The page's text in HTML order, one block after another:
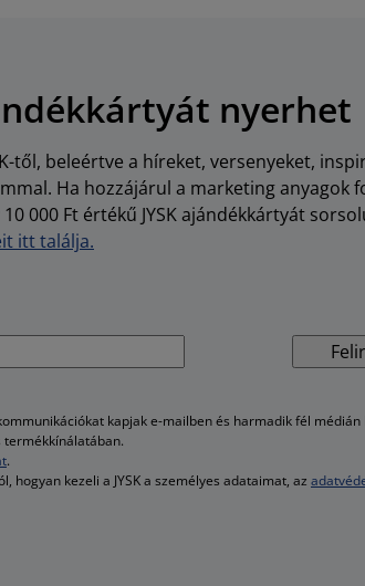
nyerhet
től, beleértve a híreket, versenyeket,
Ha hozzájárul a marketing anyagok
000 Ft értékű JYSK ajándékkártyát
itt találja.
kapjak e-mailben és harmadik fél
termékkínálatában.
.
hogyan kezeli a JYSK a személyes adataimat, az